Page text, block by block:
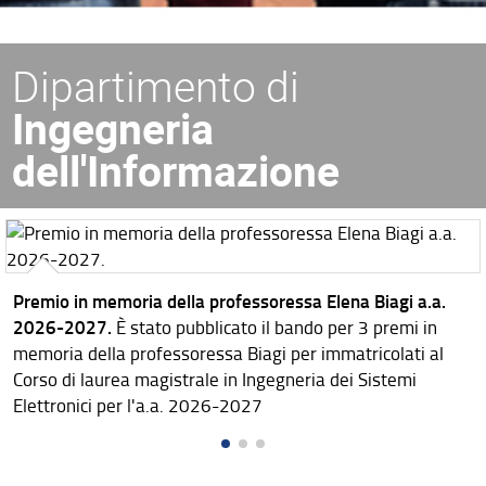
Dipartimento di
Ingegneria
dell'Informazione
Premio in memoria della professoressa Elena Biagi a.a.
2026-2027. È stato pubblicato il bando per 3 premi in
memoria della professoressa Biagi per immatricolati al
Corso di laurea magistrale in Ingegneria dei Sistemi
Elettronici per l'a.a. 2026-2027